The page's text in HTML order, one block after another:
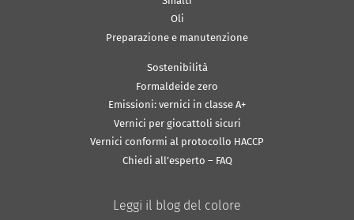
Oli
Preparazione e manutenzione
Sostenibilità
Formaldeide zero
Emissioni: vernici in classe A+
Vernici per giocattoli sicuri
Vernici conformi al protocollo HACCP
Chiedi all’esperto – FAQ
Leggi il blog del colore